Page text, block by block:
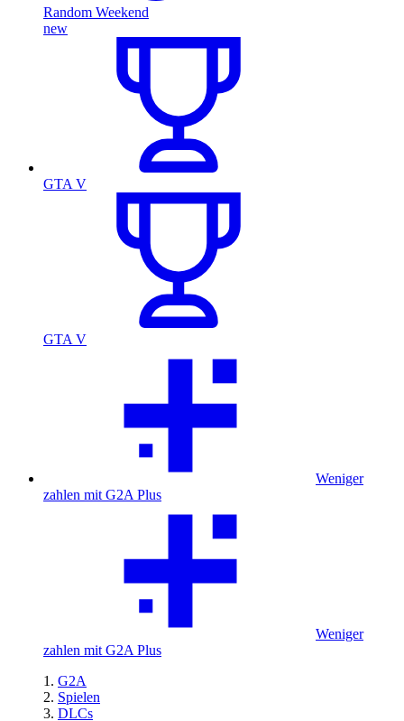
Random Weekend
new
GTA V
GTA V
Weniger
zahlen mit G2A Plus
Weniger
zahlen mit G2A Plus
G2A
Spielen
DLCs